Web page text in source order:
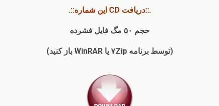
.::دریافت CD این شماره::.
حجم ۵۰ مگ فایل فشرده
(توسط برنامه ۷Zip یا WinRAR باز کنید)